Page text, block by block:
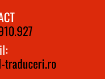
traduceri.ro